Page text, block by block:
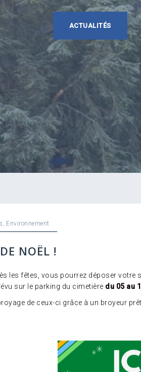
ACTUALITÉS
, Environnement
NOËL !
les fêtes, vous pourrez déposer votre
sur le parking du cimetière du 05 au
de ceux-ci grâce à un broyeur